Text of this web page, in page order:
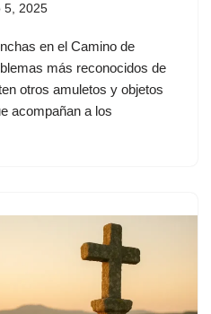
5, 2025
en el Camino de
más reconocidos de
otros amuletos y objetos
acompañan a los